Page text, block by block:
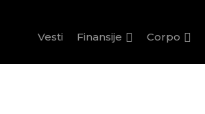
Vesti Finansije Corpo